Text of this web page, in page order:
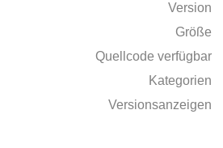
Version
Größe
Quellcode verfügbar
Kategorien
Versionsanzeigen